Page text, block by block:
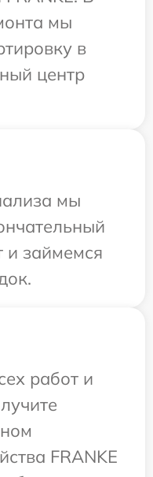
мы
в
центр
мы
и займемся
работ и
FRANKE